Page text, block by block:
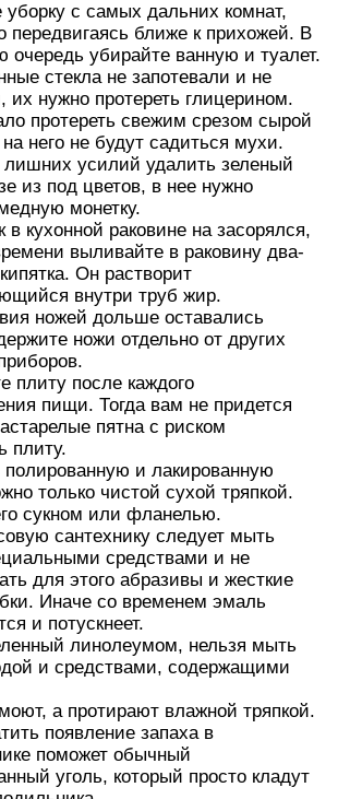
уборку с самых дальних комнат,
передвигаясь ближе к прихожей. В
очередь убирайте ванную и туалет.
стекла не запотевали и не
их нужно протереть глицерином.
протереть свежим срезом сырой
него не будут садиться мухи.
усилий удалить зеленый
из под цветов, в нее нужно
монетку.
в кухонной раковине на засорялся,
выливайте в раковину два-
Он растворит
внутри труб жир.
ножей дольше оставались
ножи отдельно от других
плиту после каждого
пищи. Тогда вам не придется
пятна с риском
плиту.
полированную и лакированную
только чистой сухой тряпкой.
сукном или фланелью.
сантехнику следует мыть
средствами и не
для этого абразивы и жесткие
Иначе со временем эмаль
и потускнеет.
линолеумом, нельзя мыть
и средствами, содержащими
а протирают влажной тряпкой.
появление запаха в
поможет обычный
уголь, который просто кладут